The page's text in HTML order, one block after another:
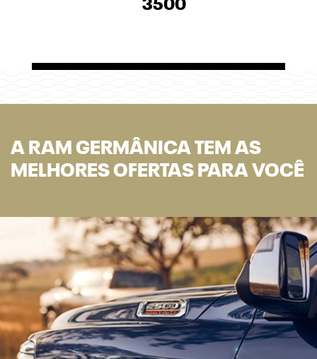
3500
A RAM GERMÂNICA TEM AS
MELHORES OFERTAS PARA VOCÊ